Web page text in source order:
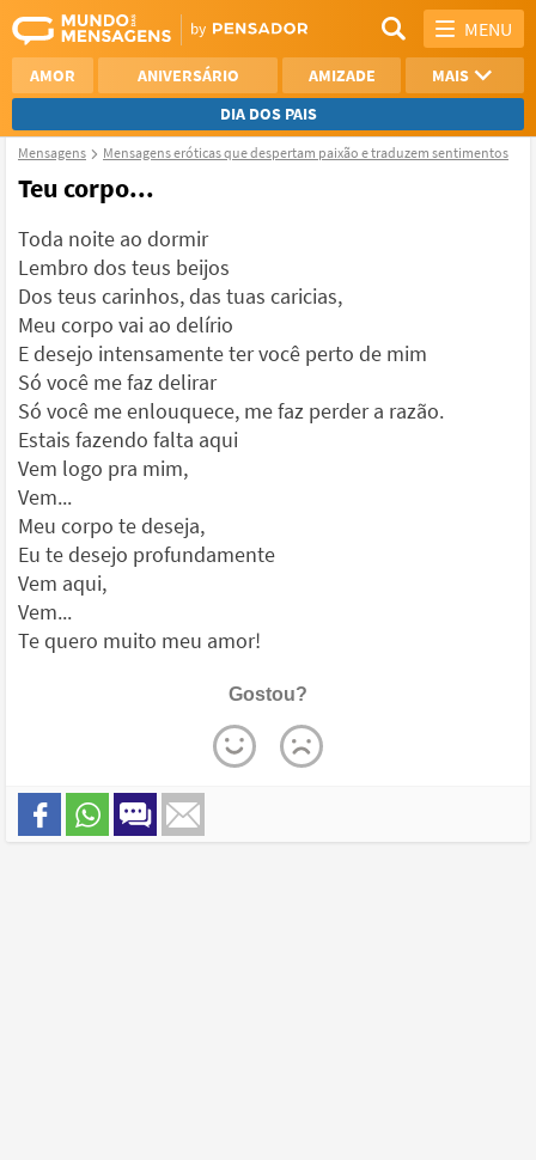
MENU
AMOR ANIVERSÁRIO AMIZADE
MAIS
DIA DOS PAIS
NAMORO
Mensagens Mensagens eróticas que despertam paixão e traduzem sentimentos
Teu corpo...
Toda noite ao dormir
Lembro dos teus beijos
Dos teus carinhos, das tuas caricias,
Meu corpo vai ao delírio
E desejo intensamente ter você perto de mim
Só você me faz delirar
Só você me enlouquece, me faz perder a razão.
Estais fazendo falta aqui
Vem logo pra mim,
Vem...
Meu corpo te deseja,
Eu te desejo profundamente
Vem aqui,
Vem...
Te quero muito meu amor!
Gostou?